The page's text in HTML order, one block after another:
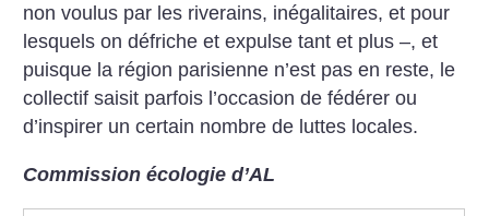
non voulus par les riverains, inégalitaires, et pour
lesquels on défriche et expulse tant et plus –, et
puisque la région parisienne n’est pas en reste, le
collectif saisit parfois l’occasion de fédérer ou
d’inspirer un certain nombre de luttes locales.
Commission écologie d’AL